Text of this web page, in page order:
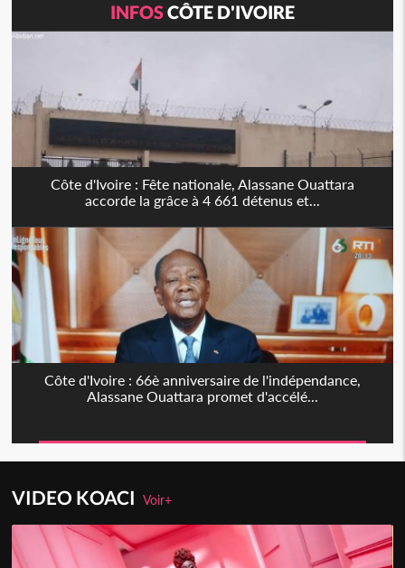
INFOSCÔTE D'IVOIRE
Côte d'Ivoire : Fête nationale, Alassane Ouattara
accorde la grâce à 4 661 détenus et...
Côte d'Ivoire : 66è anniversaire de l'indépendance,
Alassane Ouattara promet d'accélé...
VIDEO KOACIVoir+